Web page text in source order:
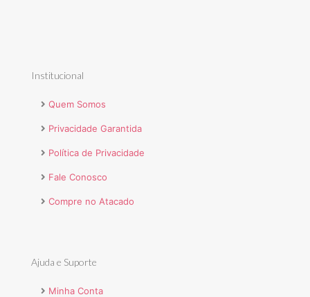
Institucional
Quem Somos
Privacidade Garantida
Política de Privacidade
Fale Conosco
Compre no Atacado
Ajuda e Suporte
Minha Conta